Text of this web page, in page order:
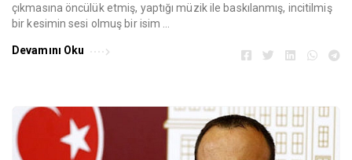
çıkmasına öncülük etmiş, yaptığı müzik ile baskılanmış, incitilmiş
bir kesimin sesi olmuş bir isim …
Devamını Oku